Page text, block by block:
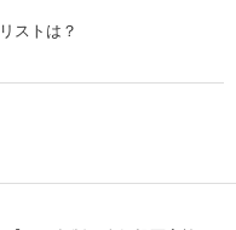
ストは？